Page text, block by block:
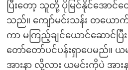
ပြီးတော့ သူတို့ ပိုမြင်နိုင်အောင်
သည်။ ကျော်မင်းသန်း တယော
ကာ မကြည့်ချင်ယောင်ဆောင်ပြီ
တော်တော်ပင်ပန်းရှာပေမည်။ ယ
အားနာ လို့လား ယမင်းကိုပဲ အာ